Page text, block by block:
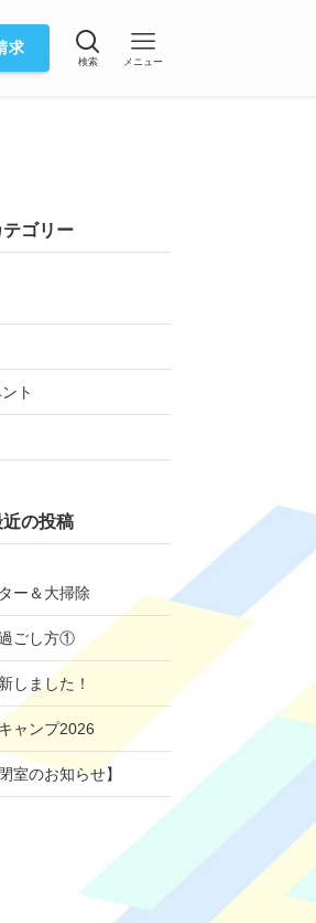
求
検索 メニュー
ゴリー
ト
の投稿
ー＆大掃除
過ごし方①
しました！
ャンプ2026
室のお知らせ】